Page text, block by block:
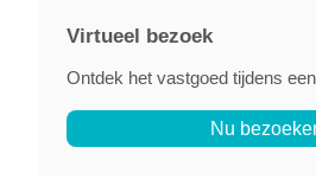
Virtueel bezoek
Ontdek het vastgoed tijdens
Nu